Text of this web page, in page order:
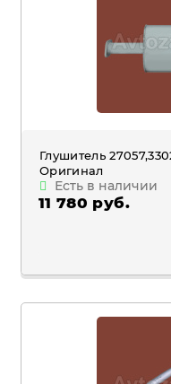
Глушитель
Оригинал
Есть в наличии
11 780 руб.